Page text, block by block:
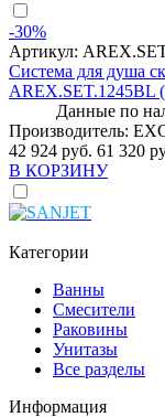
-30%
Артикул:
Система для душа
AREX.SET.1245BL
Данные по
Производитель:
42 924 руб. 61 320
В КОРЗИНУ
Категории
Ванны
Смесители
Раковины
Унитазы
Все разделы
Информация